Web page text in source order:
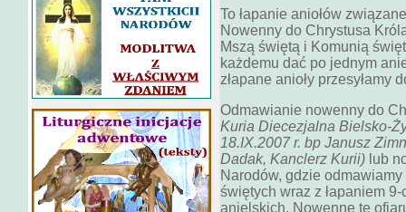
To łapanie aniołów
Nowenny do Chrystusa
Mszą świętą i Komunią
każdemu dać po jednym
złapane anioły przesyłamy
Odmawianie nowenny do
Kuria Diecezjalna Bielsko-
18.IX.2007 r. bp Janusz
Dadak, Kanclerz Kurii) lub
Narodów, gdzie
świętych wraz z łapaniem
anielskich. Nowennę tę